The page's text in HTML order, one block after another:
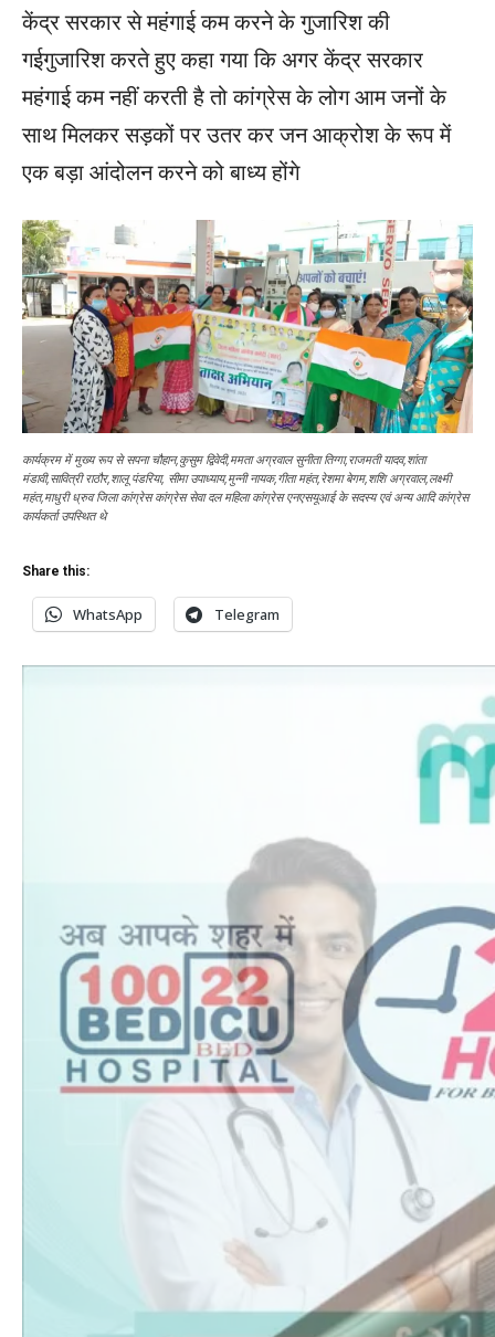
केंद्र सरकार से महंगाई कम करने के गुजारिश की
गईगुजारिश करते हुए कहा गया कि अगर केंद्र सरकार
महंगाई कम नहीं करती है तो कांग्रेस के लोग आम जनों के
साथ मिलकर सड़कों पर उतर कर जन आक्रोश के रूप में
एक बड़ा आंदोलन करने को बाध्य होंगे
कार्यक्रम में मुख्य रूप से सपना चौहान,कुसुम द्विवेदी,ममता अग्रवाल सुनीता तिग्गा,राजमती यादव,शांता
मंडावी,सावित्री राठौर,शालू पंडरिया, सीमा उपाध्याय,मुन्नी नायक,गीता महंत,रेशमा बेगम,शशि अग्रवाल,लक्ष्मी
महंत,माधुरी ध्रुव जिला कांग्रेस कांग्रेस सेवा दल महिला कांग्रेस एनएसयूआई के सदस्य एवं अन्य आदि कांग्रेस
कार्यकर्ता उपस्थित थे
Share this:
WhatsApp Telegram